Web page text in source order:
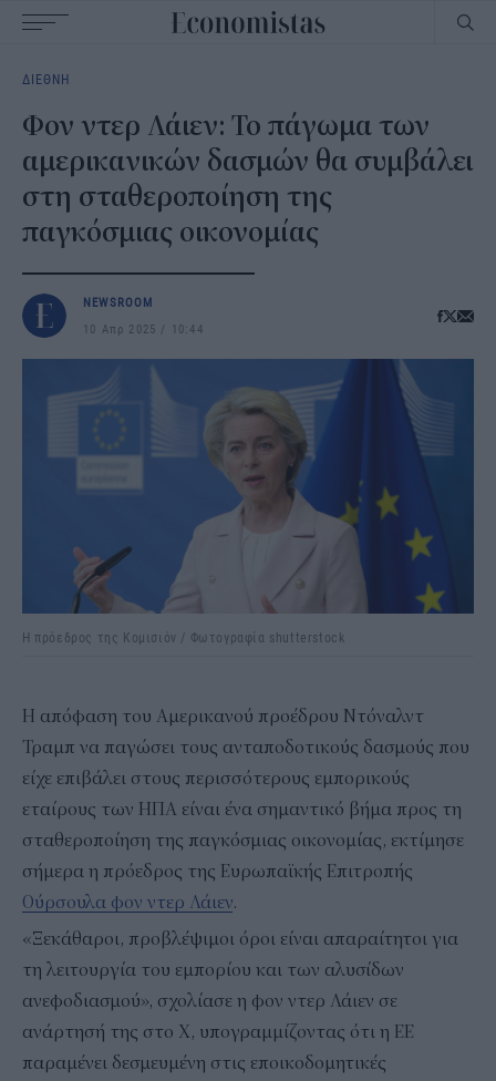
navigation
ΔΙΕΘΝΗ
Φον ντερ Λάιεν: Το πάγωμα των
αμερικανικών δασμών θα συμβάλει
στη σταθεροποίηση της
παγκόσμιας οικονομίας
NEWSROOM
10 Απρ 2025
10:44
Η πρόεδρος της Κομισιόν / Φωτογραφία shutterstock
Η απόφαση του Αμερικανού προέδρου Ντόναλντ
Τραμπ να παγώσει τους ανταποδοτικούς δασμούς που
είχε επιβάλει στους περισσότερους εμπορικούς
εταίρους των ΗΠΑ είναι ένα σημαντικό βήμα προς τη
σταθεροποίηση της παγκόσμιας οικονομίας, εκτίμησε
σήμερα η πρόεδρος της Ευρωπαϊκής Επιτροπής
Ούρσουλα φον ντερ Λάιεν.
«Ξεκάθαροι, προβλέψιμοι όροι είναι απαραίτητοι για
τη λειτουργία του εμπορίου και των αλυσίδων
ανεφοδιασμού», σχολίασε η φον ντερ Λάιεν σε
ανάρτησή της στο Χ, υπογραμμίζοντας ότι η ΕΕ
παραμένει δεσμευμένη στις εποικοδομητικές